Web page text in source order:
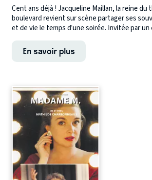
Cent ans déjà ! Jacqueline Maillan, la reine du
boulevard revient sur scène partager ses
et de vie le temps d'une soirée. Invitée par un
En savoir plus